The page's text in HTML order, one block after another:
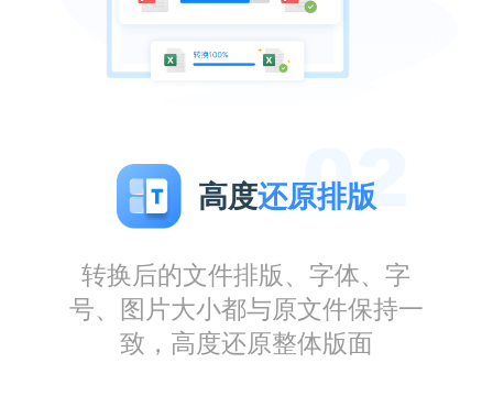
高度还原排版
转换后的文件排版、字体、字
号、图片大小都与原文件保持一
致，高度还原整体版面